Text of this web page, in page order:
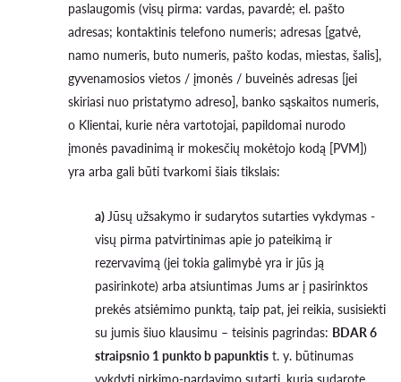
paslaugomis (visų pirma: vardas, pavardė; el. pašto
adresas; kontaktinis telefono numeris; adresas [gatvė,
namo numeris, buto numeris, pašto kodas, miestas, šalis],
gyvenamosios vietos / įmonės / buveinės adresas [jei
skiriasi nuo pristatymo adreso], banko sąskaitos numeris,
o Klientai, kurie nėra vartotojai, papildomai nurodo
įmonės pavadinimą ir mokesčių mokėtojo kodą [PVM])
yra arba gali būti tvarkomi šiais tikslais:
a) Jūsų užsakymo ir sudarytos sutarties vykdymas -
visų pirma patvirtinimas apie jo pateikimą ir
rezervavimą (jei tokia galimybė yra ir jūs ją
pasirinkote) arba atsiuntimas Jums ar į pasirinktos
prekės atsiėmimo punktą, taip pat, jei reikia, susisiekti
su jumis šiuo klausimu – teisinis pagrindas: BDAR 6
straipsnio 1 punkto b papunktis t. y. būtinumas
vykdyti pirkimo-pardavimo sutartį, kurią sudarote